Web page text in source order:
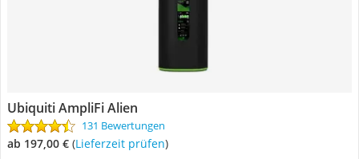
Ubiquiti AmpliFi Alien
131 Bewertungen
ab 197,00 € (Lieferzeit prüfen)